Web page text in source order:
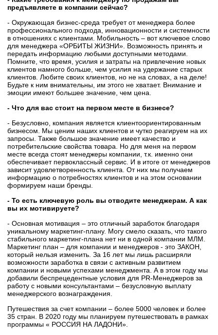
предъявляете в компании сейчас?
- Окружающая бизнес-среда требует от менеджера более
профессионального подхода, инновационности и системности
в отношениях с клиентами. Мобильность – вот ключевое слово
для менеджера «ОРБИТЫ ЖИЗНИ». Возможность принять и
передать информацию любыми доступными методами.
Помните, что время, усилия и затраты на привлечение новых
клиентов намного больше, чем усилия на удержание старых
клиентов. Любите своих клиентов, но не на словах, а на деле!
Будьте к ним внимательны, им этого не хватает. Внимание и
эмоции имеют большее значение, чем цена.
- Что для вас стоит на первом месте в бизнесе?
- Безусловно, компания является клиентоориентированным
бизнесом. Мы ценим наших клиентов и чутко реагируем на их
запросы. Также большое значение имеет качество и
потребительские свойства товара. Но для меня на первом
месте всегда стоят менеджеры компании, т.к. именно они
обеспечивает первоклассный сервис. И в итоге от менеджеров
зависит удовлетворенность клиента. От них мы получаем
информацию о потребностях клиентов и на этом основании
формируем наши бренды.
- То есть ключевую роль вы отводите менеджерам. А как
вы их мотивируете?
- Основная мотивация – это отличный заработок благодаря
уникальному маркетинг-плану. Могу смело сказать, что такого
стабильного маркетинг-плана нет ни в одной компании МЛМ.
Маркетинг план – для компании и менеджеров - это ЗАКОН,
который нельзя изменить. За 16 лет мы лишь расширяли
возможности заработка в связи с активным развитием
компании и новыми успехами менеджмента. А в этом году мы
добавили беспрецедентные условия для PR-Менеджеров за
работу с новыми консультантами – безусловную выплату
менеджерского вознаграждения.
Путешествия за счет компании – более 5000 человек и более
35 стран. В 2020 году мы планируем путешествовать в рамках
программы « РОССИЯ НА ЛАДОНИ».